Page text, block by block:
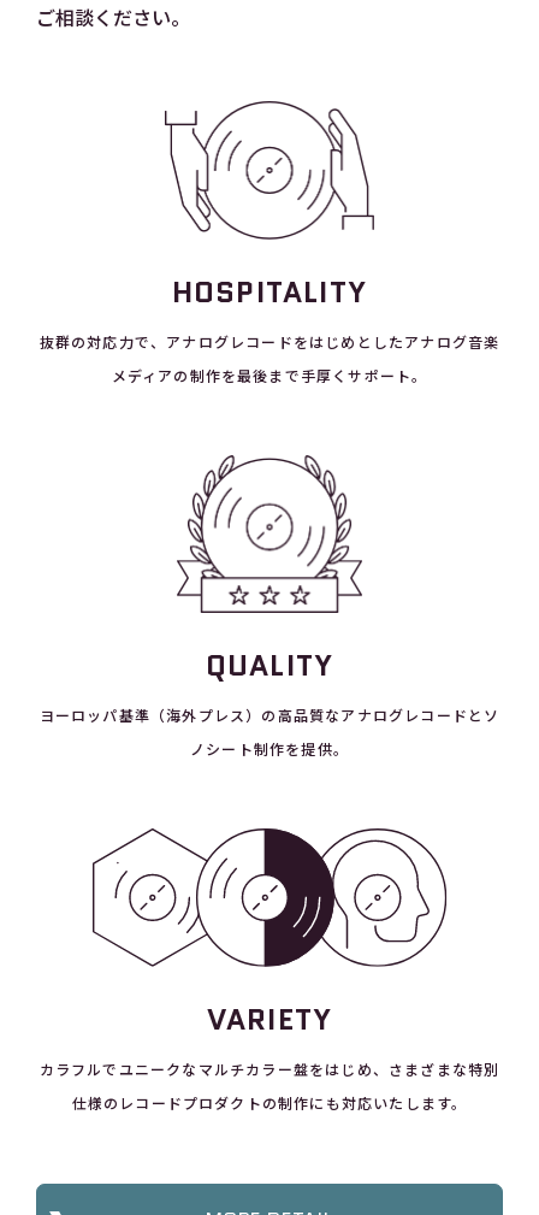
ご相談ください。
HOSPITALITY
抜群の対応力で、アナログレコードをはじめとしたアナログ音楽
メディアの制作を最後まで手厚くサポート。
QUALITY
ヨーロッパ基準（海外プレス）の高品質なアナログレコードとソ
ノシート制作を提供。
VARIETY
カラフルでユニークなマルチカラー盤をはじめ、さまざまな特別
仕様のレコードプロダクトの制作にも対応いたします。